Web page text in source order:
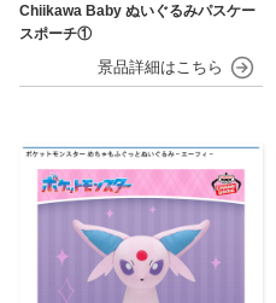
Chiikawa Baby ぬいぐるみパスケー
スポーチ①